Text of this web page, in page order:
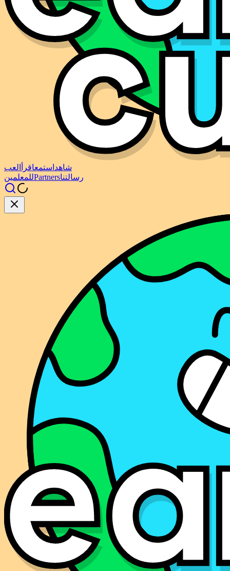
شاهد استمعاقرأ
العب
للمعلمينPartnersرسالتنا